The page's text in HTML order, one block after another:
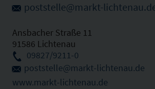
poststelle@markt-
Ansbacher Straße 11
91586 Lichtenau
09827/9211-0
poststelle@markt-lichtenau.de
www.markt-lichtenau.de